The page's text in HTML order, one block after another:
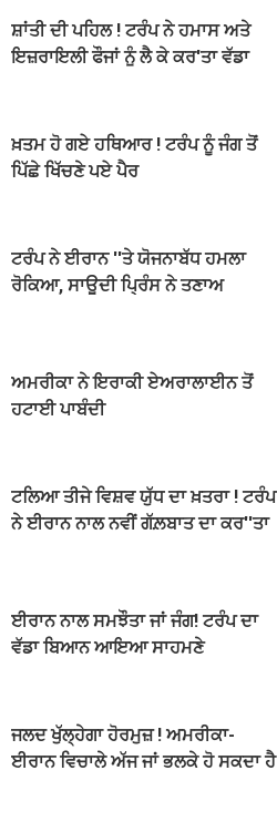
ਸ਼ਾਂਤੀ ਦੀ ਪਹਿਲ ! ਟਰੰਪ ਨੇ ਹਮਾਸ ਅਤੇ
ਇਜ਼ਰਾਇਲੀ ਫੌਜਾਂ ਨੂੰ ਲੈ ਕੇ ਕਰ'ਤਾ ਵੱਡਾ
ਖ਼ਤਮ ਹੋ ਗਏ ਹਥਿਆਰ ! ਟਰੰਪ ਨੂੰ ਜੰਗ ਤੋਂ
ਪਿੱਛੇ ਖਿੱਚਣੇ ਪਏ ਪੈਰ
ਟਰੰਪ ਨੇ ਈਰਾਨ ''ਤੇ ਯੋਜਨਾਬੱਧ ਹਮਲਾ
ਰੋਕਿਆ, ਸਾਊਦੀ ਪ੍ਰਿੰਸ ਨੇ ਤਣਾਅ
ਅਮਰੀਕਾ ਨੇ ਇਰਾਕੀ ਏਅਰਾਲਾਈਨ ਤੋਂ
ਹਟਾਈ ਪਾਬੰਦੀ
ਟਲਿਆ ਤੀਜੇ ਵਿਸ਼ਵ ਯੁੱਧ ਦਾ ਖ਼ਤਰਾ ! ਟਰੰਪ
ਨੇ ਈਰਾਨ ਨਾਲ ਨਵੀਂ ਗੱਲ਼ਬਾਤ ਦਾ ਕਰ''ਤਾ
ਈਰਾਨ ਨਾਲ ਸਮਝੌਤਾ ਜਾਂ ਜੰਗ! ਟਰੰਪ ਦਾ
ਵੱਡਾ ਬਿਆਨ ਆਇਆ ਸਾਹਮਣੇ
ਜਲਦ ਖੁੱਲ੍ਹੇਗਾ ਹੋਰਮੁਜ਼ ! ਅਮਰੀਕਾ-
ਈਰਾਨ ਵਿਚਾਲੇ ਅੱਜ ਜਾਂ ਭਲਕੇ ਹੋ ਸਕਦਾ ਹੈ